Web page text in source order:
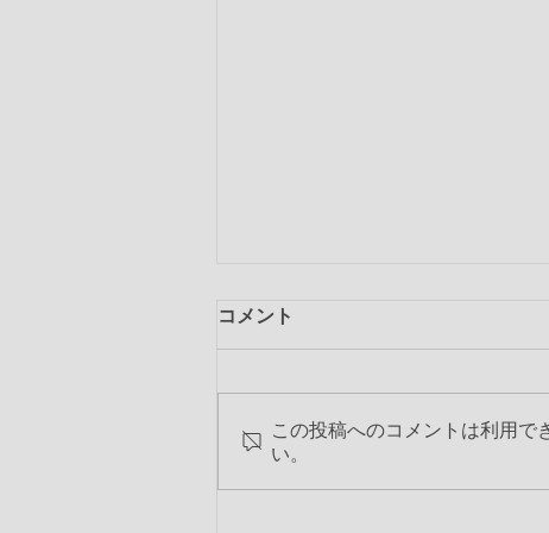
第2318回 2019-20年度 最終
コメント
この投稿へのコメントは利用で
い。